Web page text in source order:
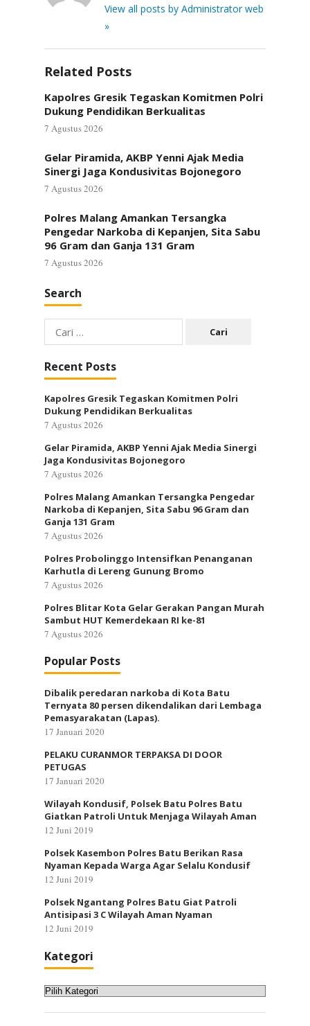
View all posts by Administrator web
»
Related Posts
Kapolres Gresik Tegaskan Komitmen Polri
Dukung Pendidikan Berkualitas
7 Agustus 2026
Gelar Piramida, AKBP Yenni Ajak Media
Sinergi Jaga Kondusivitas Bojonegoro
7 Agustus 2026
Polres Malang Amankan Tersangka
Pengedar Narkoba di Kepanjen, Sita Sabu
96 Gram dan Ganja 131 Gram
7 Agustus 2026
Search
Cari
untuk:
Recent Posts
Kapolres Gresik Tegaskan Komitmen Polri
Dukung Pendidikan Berkualitas
7 Agustus 2026
Gelar Piramida, AKBP Yenni Ajak Media Sinergi
Jaga Kondusivitas Bojonegoro
7 Agustus 2026
Polres Malang Amankan Tersangka Pengedar
Narkoba di Kepanjen, Sita Sabu 96 Gram dan
Ganja 131 Gram
7 Agustus 2026
Polres Probolinggo Intensifkan Penanganan
Karhutla di Lereng Gunung Bromo
7 Agustus 2026
Polres Blitar Kota Gelar Gerakan Pangan Murah
Sambut HUT Kemerdekaan RI ke-81
7 Agustus 2026
Popular Posts
Dibalik peredaran narkoba di Kota Batu
Ternyata 80 persen dikendalikan dari Lembaga
Pemasyarakatan (Lapas).
17 Januari 2020
PELAKU CURANMOR TERPAKSA DI DOOR
PETUGAS
17 Januari 2020
Wilayah Kondusif, Polsek Batu Polres Batu
Giatkan Patroli Untuk Menjaga Wilayah Aman
12 Juni 2019
Polsek Kasembon Polres Batu Berikan Rasa
Nyaman Kepada Warga Agar Selalu Kondusif
12 Juni 2019
Polsek Ngantang Polres Batu Giat Patroli
Antisipasi 3 C Wilayah Aman Nyaman
12 Juni 2019
Kategori
Kategori